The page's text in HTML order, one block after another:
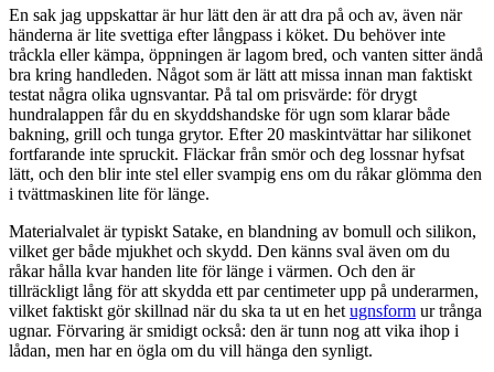
En sak jag uppskattar är hur lätt den är att dra på och av, även när
händerna är lite svettiga efter långpass i köket. Du behöver inte
tråckla eller kämpa, öppningen är lagom bred, och vanten sitter ändå
bra kring handleden. Något som är lätt att missa innan man faktiskt
testat några olika ugnsvantar. På tal om prisvärde: för drygt
hundralappen får du en skyddshandske för ugn som klarar både
bakning, grill och tunga grytor. Efter 20 maskintvättar har silikonet
fortfarande inte spruckit. Fläckar från smör och deg lossnar hyfsat
lätt, och den blir inte stel eller svampig ens om du råkar glömma den
i tvättmaskinen lite för länge.
Materialvalet är typiskt Satake, en blandning av bomull och silikon,
vilket ger både mjukhet och skydd. Den känns sval även om du
råkar hålla kvar handen lite för länge i värmen. Och den är
tillräckligt lång för att skydda ett par centimeter upp på underarmen,
vilket faktiskt gör skillnad när du ska ta ut en het ugnsform ur trånga
ugnar. Förvaring är smidigt också: den är tunn nog att vika ihop i
lådan, men har en ögla om du vill hänga den synligt.